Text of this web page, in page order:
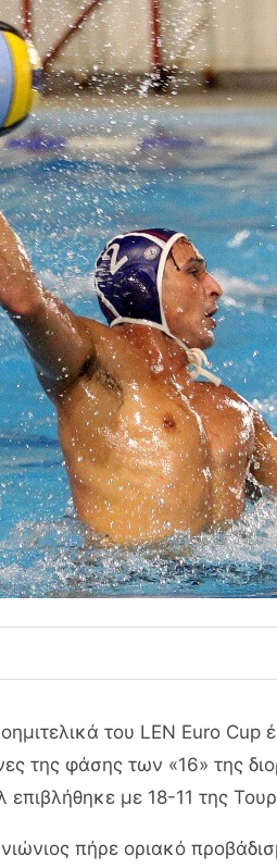
του LEN Euro
της φάσης των «16» της
με 18-11 της
πήρε οριακό